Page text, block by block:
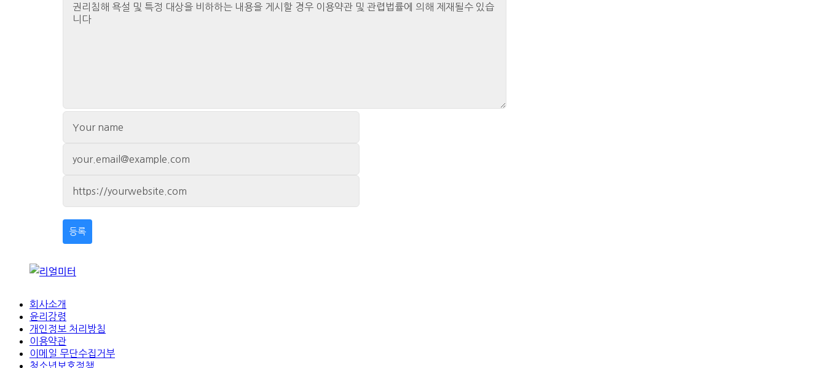
회사소개
윤리강령
개인정보 처리방침
이용약관
이메일 무단수집거부
청소년보호정책